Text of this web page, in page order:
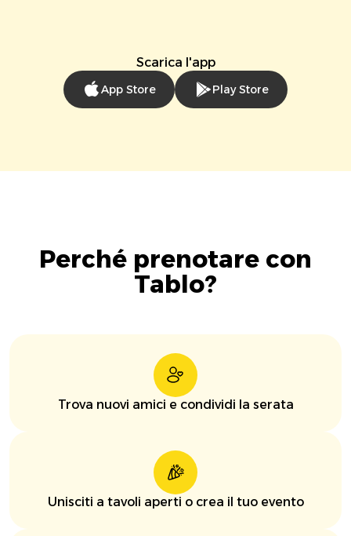
Scarica l'app
App Store Play Store
Perché prenotare con
Tablo?
Trova nuovi amici e condividi la serata
Unisciti a tavoli aperti o crea il tuo evento